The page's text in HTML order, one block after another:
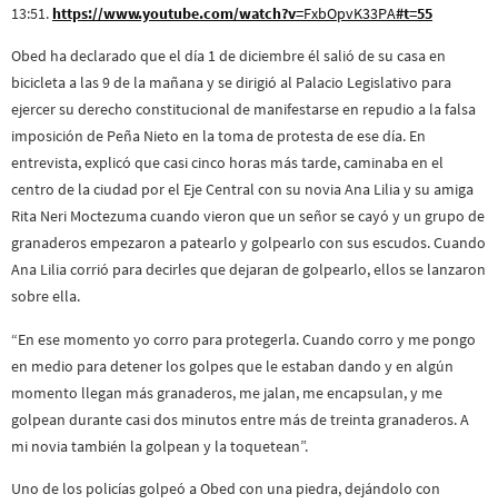
13:51. https://www.youtube.com/watch?v=FxbOpvK33PA#t=55
Obed ha declarado que el día 1 de diciembre él salió de su casa en
bicicleta a las 9 de la mañana y se dirigió al Palacio Legislativo para
ejercer su derecho constitucional de manifestarse en repudio a la falsa
imposición de Peña Nieto en la toma de protesta de ese día. En
entrevista, explicó que casi cinco horas más tarde, caminaba en el
centro de la ciudad por el Eje Central con su novia Ana Lilia y su amiga
Rita Neri Moctezuma cuando vieron que un señor se cayó y un grupo de
granaderos empezaron a patearlo y golpearlo con sus escudos. Cuando
Ana Lilia corrió para decirles que dejaran de golpearlo, ellos se lanzaron
sobre ella.
“En ese momento yo corro para protegerla. Cuando corro y me pongo
en medio para detener los golpes que le estaban dando y en algún
momento llegan más granaderos, me jalan, me encapsulan, y me
golpean durante casi dos minutos entre más de treinta granaderos. A
mi novia también la golpean y la toquetean”.
Uno de los policías golpeó a Obed con una piedra, dejándolo con